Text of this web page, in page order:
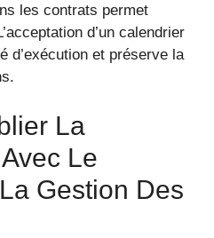
les contrats permet
d’un calendrier
d’exécution et préserve la
La
Le
Gestion Des